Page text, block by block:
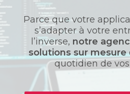
Parce que votre
s’adapter à votre
l’inverse, notre
solutions sur mesure
quotidien de